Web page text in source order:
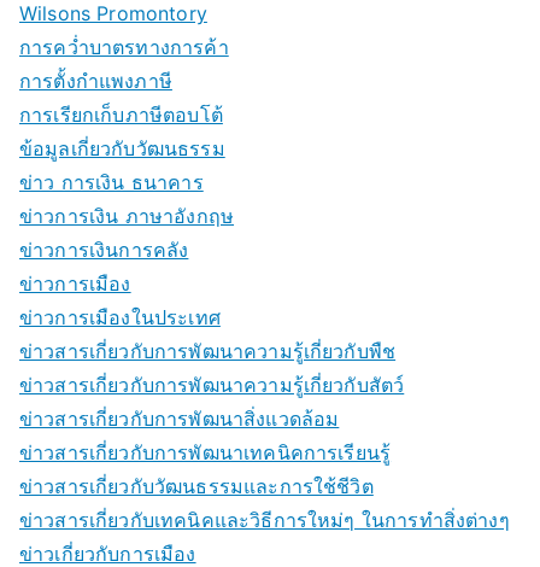
Wilsons Promontory
การคว่ำบาตรทางการค้า
การตั้งกำแพงภาษี
การเรียกเก็บภาษีตอบโต้
ข้อมูลเกี่ยวกับวัฒนธรรม
ข่าว การเงิน ธนาคาร
ข่าวการเงิน ภาษาอังกฤษ
ข่าวการเงินการคลัง
ข่าวการเมือง
ข่าวการเมืองในประเทศ
ข่าวสารเกี่ยวกับการพัฒนาความรู้เกี่ยวกับพืช
ข่าวสารเกี่ยวกับการพัฒนาความรู้เกี่ยวกับสัตว์
ข่าวสารเกี่ยวกับการพัฒนาสิ่งแวดล้อม
ข่าวสารเกี่ยวกับการพัฒนาเทคนิคการเรียนรู้
ข่าวสารเกี่ยวกับวัฒนธรรมและการใช้ชีวิต
ข่าวสารเกี่ยวกับเทคนิคและวิธีการใหม่ๆ ในการทำสิ่งต่างๆ
ข่าวเกี่ยวกับการเมือง